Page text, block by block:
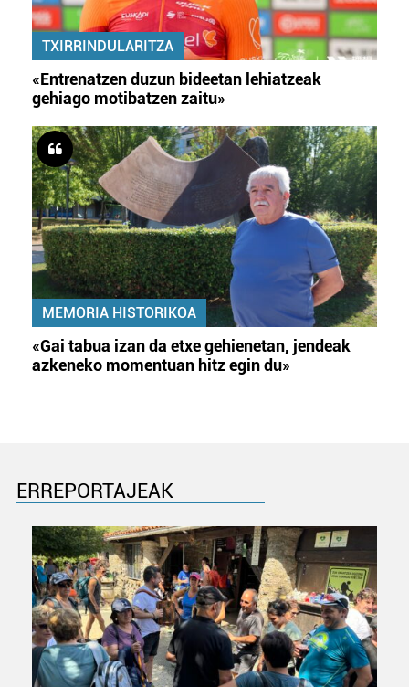
TXIRRINDULARITZA
«Entrenatzen duzun bideetan lehiatzeak
gehiago motibatzen zaitu»
MEMORIA HISTORIKOA
«Gai tabua izan da etxe gehienetan, jendeak
azkeneko momentuan hitz egin du»
ERREPORTAJEAK